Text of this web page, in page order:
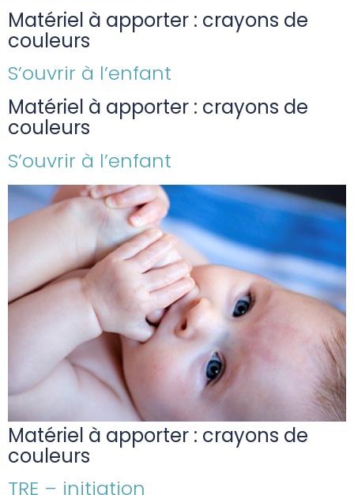
Matériel à apporter : crayons de
couleurs
S’ouvrir à l’enfant
Matériel à apporter : crayons de
couleurs
S’ouvrir à l’enfant
Matériel à apporter : crayons de
couleurs
TRE – initiation